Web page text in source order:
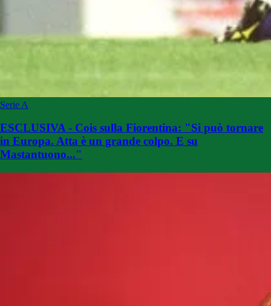
Serie A
ESCLUSIVA - Cois sulla Fiorentina: "Si può tornare
in Europa. Atta è un grande colpo. E su
Mastantuono..."